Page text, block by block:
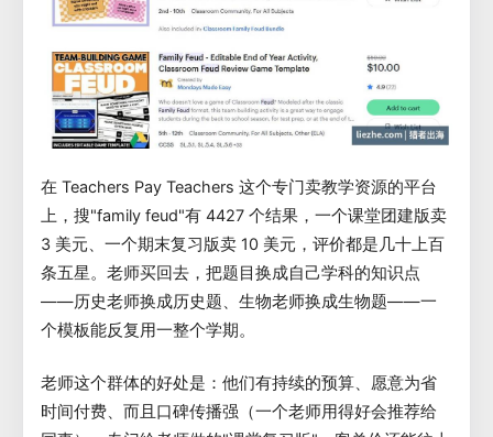
在 Teachers Pay Teachers 这个专门卖教学资源的平台
上，搜"family feud"有 4427 个结果，一个课堂团建版卖
3 美元、一个期末复习版卖 10 美元，评价都是几十上百
条五星。老师买回去，把题目换成自己学科的知识点
——历史老师换成历史题、生物老师换成生物题——一
个模板能反复用一整个学期。
老师这个群体的好处是：他们有持续的预算、愿意为省
时间付费、而且口碑传播强（一个老师用得好会推荐给